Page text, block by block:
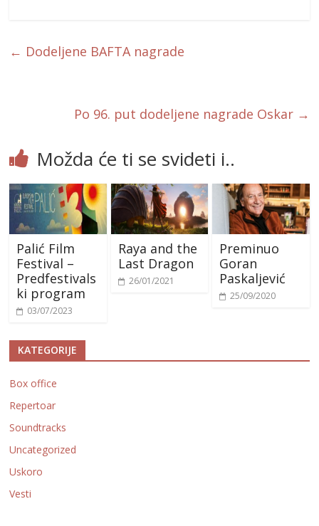
b er l
← Dodeljene BAFTA nagrade
Po 96. put dodeljene nagrade Oskar →
Možda će ti se svideti i..
Palić Film
Festival –
Predfestivals
ki program
03/07/2023
Raya and the
Last Dragon
26/01/2021
Preminuo
Goran
Paskaljević
25/09/2020
KATEGORIJE
Box office
Repertoar
Soundtracks
Uncategorized
Uskoro
Vesti